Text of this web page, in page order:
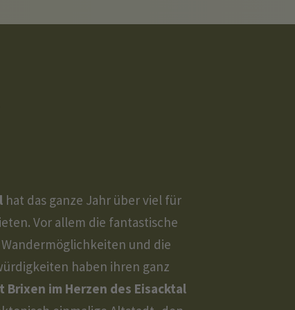
hat das ganze Jahr über viel für
Vor allem die fantastische
und die
haben ihren ganz
Brixen im Herzen des Eisacktal